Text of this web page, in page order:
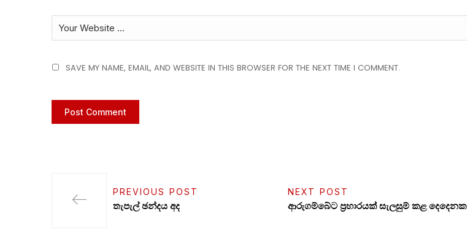
SAVE MY NAME, EMAIL, AND WEBSITE IN THIS BROWSER FOR THE NEXT TIME I COMMENT.
PREVIOUS POST
තැපැල් ඡන්දය අද
NEXT POST
ආරුගම්බේට ප්‍රහාරයක් සැලසුම් කළ දෙදෙනක